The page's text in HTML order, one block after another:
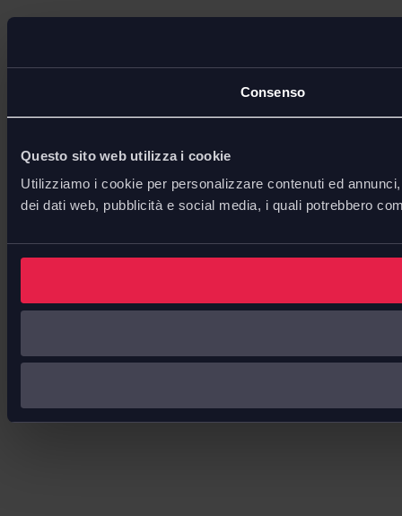
Consenso
Questo sito web utilizza i cookie
Utilizziamo i cookie per personalizzare contenuti ed
dei dati web, pubblicità e social media, i quali potrebbero